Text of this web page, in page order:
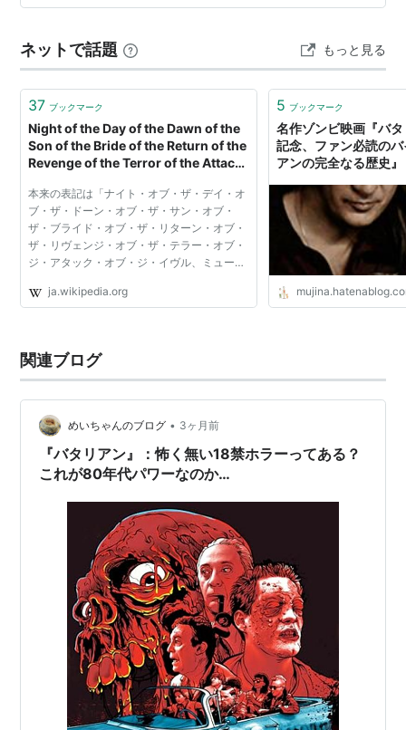
認（または頭にインプット）してからの方が、ビフォー
は、専門誌になりきった超英訳記事をどうぞ。 ◇◇
Title: Th…
ネットで話題 もっと見る
37 ブックマーク
Night of the Day of the Dawn of the
Son of the Bride of the Return of the
Revenge of the Terror of the Attack
Eating, Hellbound, Zombified Living
Dead Part 2: In Shocking 2-D -
Wikipedia
本来の表記は「ナイト・オブ・ザ・デイ・オ
ブ・ザ・ドーン・オブ・ザ・サン・オブ・
ザ・ブライド・オブ・ザ・リターン・オブ・
ザ・リヴェンジ・オブ・ザ・テラー・オブ・
ジ・アタック・オブ・ジ・イヴル、ミュータ
グ、ヘルバウンド、ゾンビファイド・リヴィ
ja.wikipedia.org
5 ブックマーク
名作ゾンビ映画『バ
記念、ファン必読の
アンの完全なる歴史
the Living Dead）が
ぼくと、むじなと、
関連ブログ
めいちゃんのブログ • 3ヶ月前
『バタリアン』：怖く無い18禁ホラーってある？
これが80年代パワーなのか…